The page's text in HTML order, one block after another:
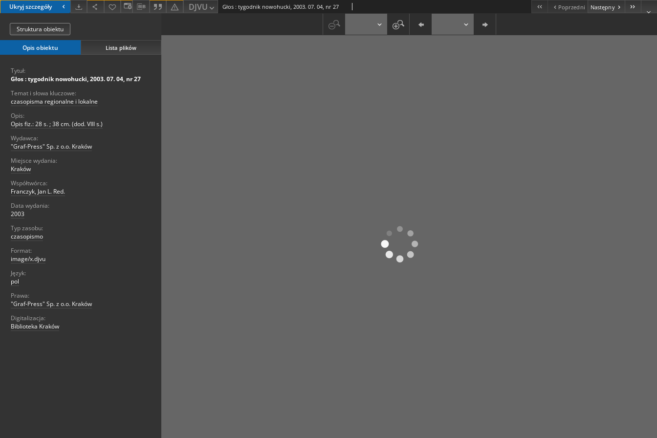
Ukryj szczegóły DJVU Głos : tygodnik nowohucki, 2003. 07. 04, nr 27 Poprzedni Następny
Struktura obiektu
Opis obiektu Lista plików
Tytuł:
Głos : tygodnik nowohucki, 2003. 07. 04, nr 27
Temat i słowa kluczowe:
czasopisma regionalne i lokalne
Opis:
Opis fiz.: 28 s. ; 38 cm. (dod. VIII s.)
Wydawca:
"Graf-Press" Sp. z o.o. Kraków
Miejsce wydania:
Kraków
Współtwórca:
Franczyk, Jan L. Red.
Data wydania:
2003
Typ zasobu:
czasopismo
Format:
image/x.djvu
Język:
pol
Prawa:
"Graf-Press" Sp. z o.o. Kraków
Digitalizacja:
Biblioteka Kraków